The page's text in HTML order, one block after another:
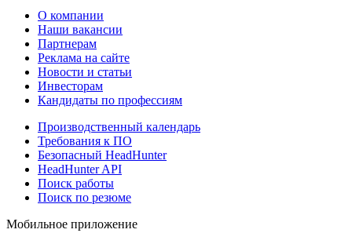
О компании
Наши вакансии
Партнерам
Реклама на сайте
Новости и статьи
Инвесторам
Кандидаты по профессиям
Производственный календарь
Требования к ПО
Безопасный HeadHunter
HeadHunter API
Поиск работы
Поиск по резюме
Мобильное приложение